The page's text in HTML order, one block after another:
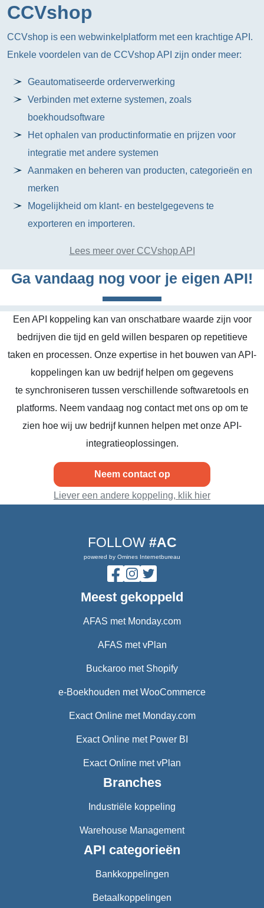
CCVshop
CCVshop is een webwinkelplatform met een krachtige API.
Enkele voordelen van de CCVshop API zijn onder meer:
Geautomatiseerde orderverwerking
Verbinden met externe systemen, zoals
boekhoudsoftware
Het ophalen van productinformatie en prijzen voor
integratie met andere systemen
Aanmaken en beheren van producten, categorieën en
merken
Mogelijkheid om klant- en bestelgegevens te
exporteren en importeren.
Lees meer over CCVshop API
Ga vandaag nog voor je eigen API!
Een API koppeling kan van onschatbare waarde zijn voor
bedrijven die tijd en geld willen besparen op repetitieve
taken en processen. Onze expertise in het bouwen van API-
koppelingen kan uw bedrijf helpen om gegevens
te synchroniseren tussen verschillende softwaretools en
platforms. Neem vandaag nog contact met ons op om te
zien hoe wij uw bedrijf kunnen helpen met onze API-
integratieoplossingen.
Neem contact op
Liever een andere koppeling, klik hier
FOLLOW #AC
powered by Omines Internetbureau
Meest gekoppeld
AFAS met Monday.com
AFAS met vPlan
Buckaroo met Shopify
e-Boekhouden met WooCommerce
Exact Online met Monday.com
Exact Online met Power BI
Exact Online met vPlan
Branches
Industriële koppeling
Warehouse Management
API categorieën
Bankkoppelingen
Betaalkoppelingen